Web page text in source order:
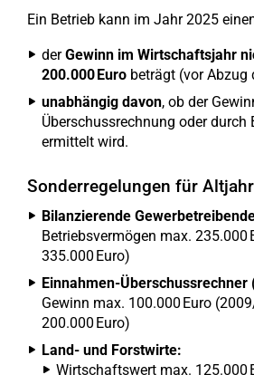
Ein Betrieb kann im Jahr 2025
derGewinn im Wirtschaftsjahr
200.000 Euro beträgt (vor Abzug
unabhängig davon, ob der
Überschussrechnung oder durch
ermittelt wird.
Sonderregelungen für
Bilanzierende
Betriebsvermögen max. 235.000
335.000 Euro)
Einnahmen-Überschussrechner
Gewinn max. 100.000 Euro
200.000 Euro)
Land- und Forstwirte:
Wirtschaftswert max. 125.000